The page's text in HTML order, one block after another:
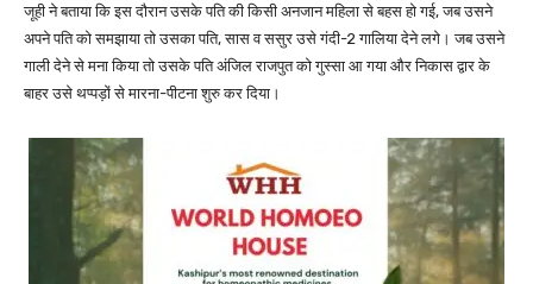
जूही ने बताया कि इस दौरान उसके पति की किसी अनजान महिला से बहस हो गई, जब उसने
अपने पति को समझाया तो उसका पति, सास व ससुर उसे गंदी-2 गालिया देने लगे। जब उसने
गाली देने से मना किया तो उसके पति अंजिल राजपुत को गुस्सा आ गया और निकास द्वार के
बाहर उसे थप्पड़ों से मारना-पीटना शुरु कर दिया।